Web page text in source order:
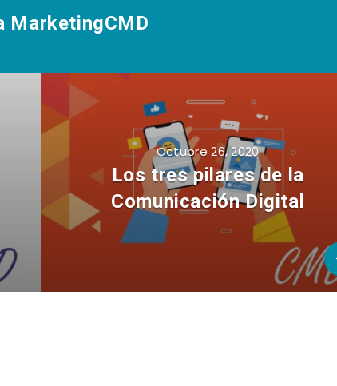
MarketingCMD
Octubre 26, 2020
Los tres pilares de la
Comunicación Digital